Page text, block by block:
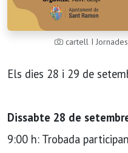
cartell I
Els dies 28 i 29 de
Dissabte 28 de
9:00 h: Trobada